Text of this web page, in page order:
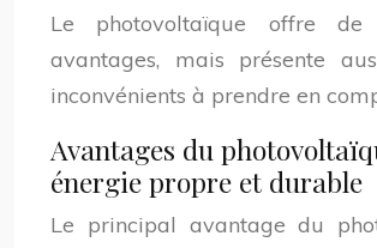
Le photovoltaïque offre de
avantages, mais présente
inconvénients à prendre en
Avantages du
énergie propre et durable
Le principal avantage du